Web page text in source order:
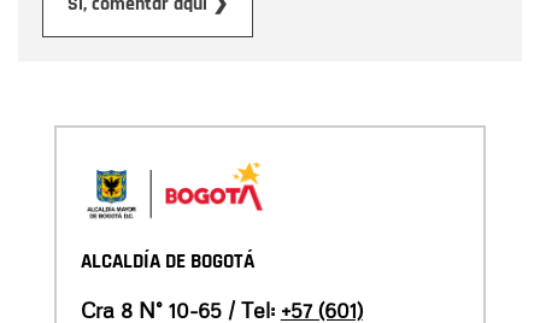
ALCALDÍA DE BOGOTÁ
Cra 8 N° 10-65 / Tel: +57 (601)